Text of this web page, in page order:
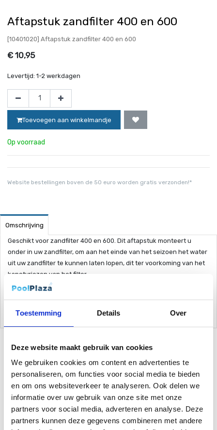
Toestemming Details Over
Deze website maakt gebruik van cookies
We gebruiken cookies om content en advertenties te
personaliseren, om functies voor social media te bieden
en om ons websiteverkeer te analyseren. Ook delen we
informatie over uw gebruik van onze site met onze
partners voor social media, adverteren en analyse. Deze
partners kunnen deze gegevens combineren met andere
Aftapstuk zandfilter 400 en 600
[10401020] Aftapstuk zandfilter 400 en 600
€ 10,95
Levertijd: 1-2 werkdagen
Toevoegen aan winkelmandje
Op voorraad
Website bestellingen boven de 50 euro worden gratis verzonden!*
Omschrijving
Geschikt voor zandfilter 400 en 600. Dit aftapstuk monteert u
onder in uw zandfilter, om aan het einde van het seizoen het water
uit uw zandfilter te kunnen laten lopen, dit ter voorkoming van het
kapotvriezen van het filter.
Gerelateerde Producten